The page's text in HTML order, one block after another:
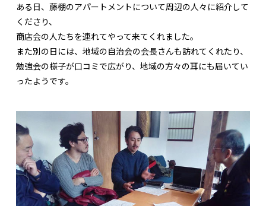
ある日、藤棚のアパートメントについて周辺の人々に紹介して
くださり、
商店会の人たちを連れてやって来てくれました。
また別の日には、地域の自治会の会長さんも訪れてくれたり、
勉強会の様子が口コミで広がり、地域の方々の耳にも届いてい
ったようです。